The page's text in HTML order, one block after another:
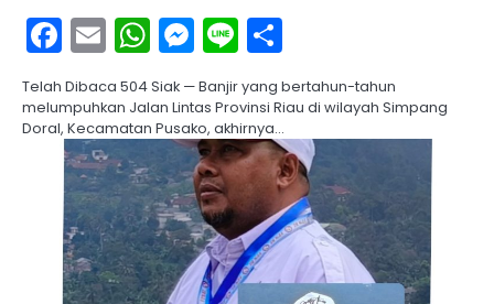
Facebook
EmailWhatsApp
Messenger
Line
Telah Dibaca 504 Siak — Banjir yang bertahun-tahun
melumpuhkan Jalan Lintas Provinsi Riau di wilayah Simpang
Doral, Kecamatan Pusako, akhirnya…